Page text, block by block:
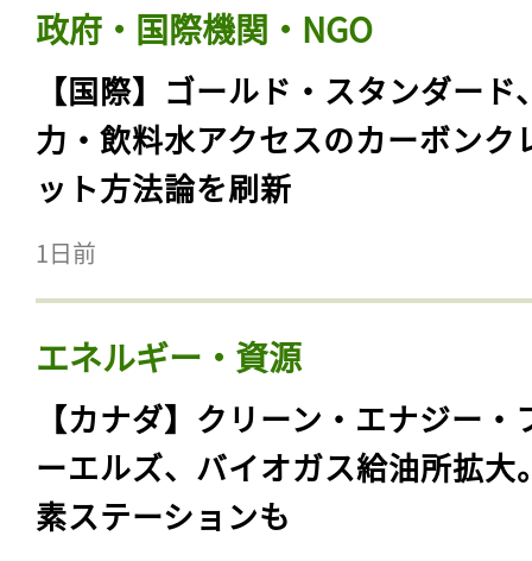
政府・国際機関・NGO
【国際】ゴールド・スタンダード
力・飲料水アクセスのカーボンク
ット方法論を刷新
1日前
エネルギー・資源
【カナダ】クリーン・エナジー・
ーエルズ、バイオガス給油所拡大
素ステーションも